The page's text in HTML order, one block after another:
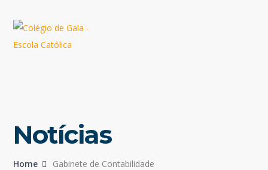
Notícias
Home Gabinete de Contabilidade